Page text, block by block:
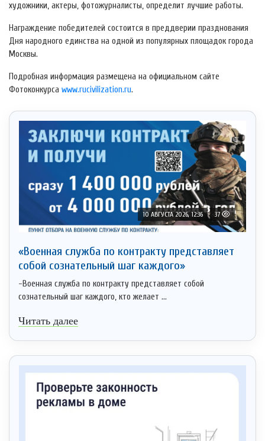
художники, актеры, фотожурналисты, определит лучшие работы.
Награждение победителей состоится в преддверии празднования
Дня народного единства на одной из популярных площадок города
Москвы.
Подробная информация размещена на официальном сайте
Фотоконкурса www.rucivilization.ru.
10 АВГУСТА 2026, 12:36 37
«Военная служба по контракту представляет
собой сознательный шаг каждого»
-Военная служба по контракту представляет собой
сознательный шаг каждого, кто желает ...
Читать далее